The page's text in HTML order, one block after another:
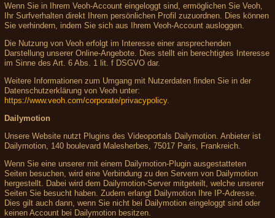
Wenn Sie in Ihrem Veoh-Account eingeloggt sind, ermöglichen Sie Veoh,
Ihr Surfverhalten direkt Ihrem persönlichen Profil zuzuordnen. Dies können
Sie verhindern, indem Sie sich aus Ihrem Veoh-Account ausloggen.
Die Nutzung von Veoh erfolgt im Interesse einer ansprechenden
Darstellung unserer Online-Angebote. Dies stellt ein berechtigtes Interesse
im Sinne des Art. 6 Abs. 1 lit. f DSGVO dar.
Weitere Informationen zum Umgang mit Nutzerdaten finden Sie in der
Datenschutzerklärung von Veoh unter:
https://www.veoh.com/corporate/privacypolicy.
Dailymotion
Unsere Website nutzt Plugins des Videoportals Dailymotion. Anbieter ist
Dailymotion, 140 boulevard Malesherbes, 75017 Paris, Frankreich.
Wenn Sie eine unserer mit einem Dailymotion-Plugin ausgestatteten
Seiten besuchen, wird eine Verbindung zu den Servern von Dailymotion
hergestellt. Dabei wird dem Dailymotion-Server mitgeteilt, welche unserer
Seiten Sie besucht haben. Zudem erlangt Dailymotion Ihre IP-Adresse.
Dies gilt auch dann, wenn Sie nicht bei Dailymotion eingeloggt sind oder
keinen Account bei Dailymotion besitzen.